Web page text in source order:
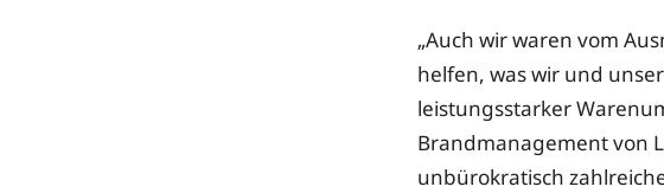
„Auch wir waren vom
helfen, was wir und
leistungsstarker
Brandmanagement von
unbürokratisch